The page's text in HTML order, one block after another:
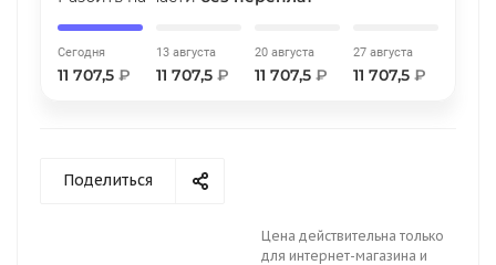
Сегодня
11 707,5 ₽
13 августа
11 707,5 ₽
20 августа
11 707,5 ₽
27 августа
11 707,5 ₽
Поделиться
Цена действительна только
для интернет-магазина и